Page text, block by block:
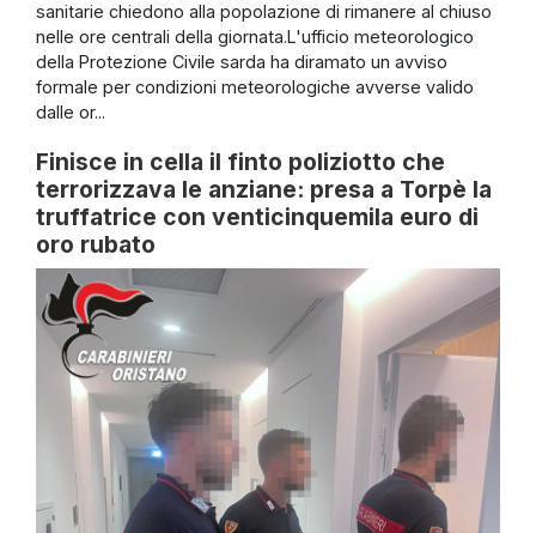
sanitarie chiedono alla popolazione di rimanere al chiuso
nelle ore centrali della giornata.L'ufficio meteorologico
della Protezione Civile sarda ha diramato un avviso
formale per condizioni meteorologiche avverse valido
dalle or...
Finisce in cella il finto poliziotto che
terrorizzava le anziane: presa a Torpè la
truffatrice con venticinquemila euro di
oro rubato